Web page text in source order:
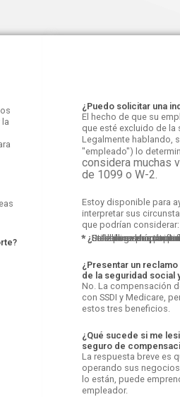
¿Puedo solicitar una
El hecho de que su
que esté excluido de
Legalmente hablando,
"empleado") lo
considera muchas
de 1099 o W-2.
Estoy disponible para
interpretar sus
que podrían considerar:
* ¿Se dedica a su
* ¿Utiliza sus propias
* ¿Estableces tu propio
* ¿Eres libre de
* ¿Se le paga una tarifa
* ¿Utiliza un vehículo o
¿Presentar un
de la seguridad social
No. La compensación
con SSDI y Medicare,
estos tres beneficios.
¿Qué sucede si me
seguro de
La respuesta breve es
operando sus
lo están, puede
empleador.